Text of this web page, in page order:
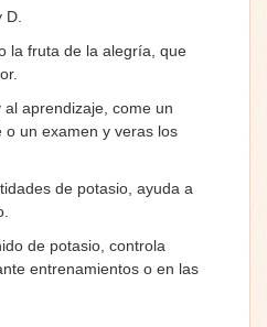
la fruta de la alegría, que
aprendizaje, come un
o un examen y veras los
de potasio, ayuda a
de potasio, controla
entrenamientos o en las